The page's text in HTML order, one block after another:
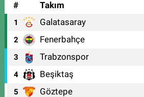
#
Takım
1 Galatasaray
2 Fenerbahçe
3 Trabzonspor
4 Beşiktaş
5 Göztepe